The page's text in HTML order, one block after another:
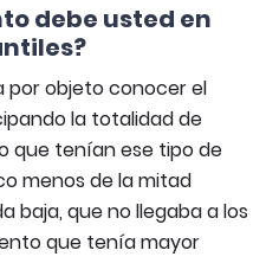
debe usted en
por objeto conocer el
la totalidad de
que tenían ese tipo de
menos de la mitad
baja, que no llegaba a los
que tenía mayor